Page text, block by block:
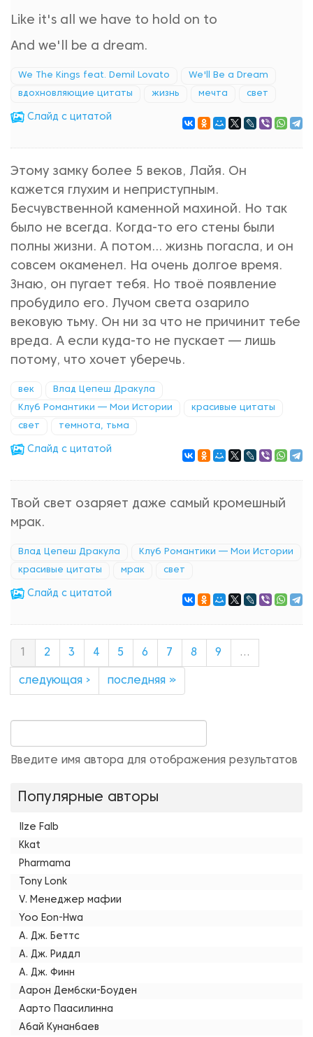
Like it's all we have to hold on to
And we'll be a dream.
We The Kings feat. Demil Lovato We'll Be a Dream
вдохновляющие цитаты жизнь мечта свет
Cлайд с цитатой
Этому замку более 5 веков, Лайя. Он
кажется глухим и неприступным.
Бесчувственной каменной махиной. Но так
было не всегда. Когда-то его стены были
полны жизни. А потом... жизнь погасла, и он
совсем окаменел. На очень долгое время.
Знаю, он пугает тебя. Но твоё появление
пробудило его. Лучом света озарило
вековую тьму. Он ни за что не причинит тебе
вреда. А если куда-то не пускает — лишь
потому, что хочет уберечь.
век Влад Цепеш Дракула
Клуб Романтики — Мои Истории красивые цитаты
свет темнота, тьма
Cлайд с цитатой
Твой свет озаряет даже самый кромешный
мрак.
Влад Цепеш Дракула Клуб Романтики — Мои Истории
красивые цитаты мрак свет
Cлайд с цитатой
2 3 4 5 6 7 8 9 …
следующая › последняя »
Введите имя автора для отображения результатов
Популярные авторы
Ilze Falb
Kkat
Pharmama
Tony Lonk
V. Менеджер мафии
Yoo Eon-Hwa
А. Дж. Беттс
А. Дж. Риддл
А. Дж. Финн
Аарон Дембски-Боуден
Аарто Паасилинна
Абай Кунанбаев